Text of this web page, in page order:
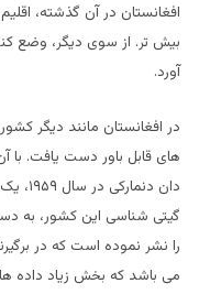
افغانستان در آن گذشته،
بیش تر. از سوی دیگر، وضع
آورد.
در افغانستان مانند دیگر
های قابل باور دست یافت.
دان
گیتی شناسی این کشور، به
را نشر نموده است که در
می باشد که بخش زیاد داده ها را